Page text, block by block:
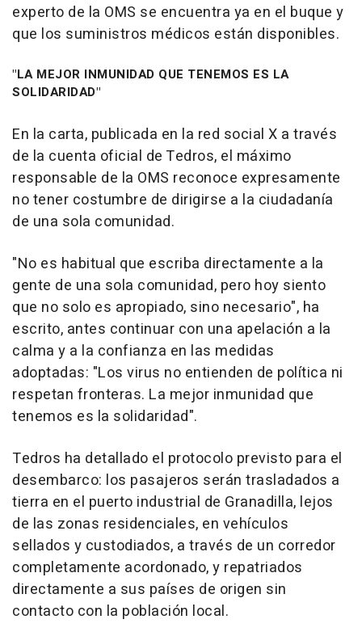
experto de la OMS se encuentra ya en el buque y
que los suministros médicos están disponibles.
"LA MEJOR INMUNIDAD QUE TENEMOS ES LA
SOLIDARIDAD"
En la carta, publicada en la red social X a través
de la cuenta oficial de Tedros, el máximo
responsable de la OMS reconoce expresamente
no tener costumbre de dirigirse a la ciudadanía
de una sola comunidad.
"No es habitual que escriba directamente a la
gente de una sola comunidad, pero hoy siento
que no solo es apropiado, sino necesario", ha
escrito, antes continuar con una apelación a la
calma y a la confianza en las medidas
adoptadas: "Los virus no entienden de política ni
respetan fronteras. La mejor inmunidad que
tenemos es la solidaridad".
Tedros ha detallado el protocolo previsto para el
desembarco: los pasajeros serán trasladados a
tierra en el puerto industrial de Granadilla, lejos
de las zonas residenciales, en vehículos
sellados y custodiados, a través de un corredor
completamente acordonado, y repatriados
directamente a sus países de origen sin
contacto con la población local.